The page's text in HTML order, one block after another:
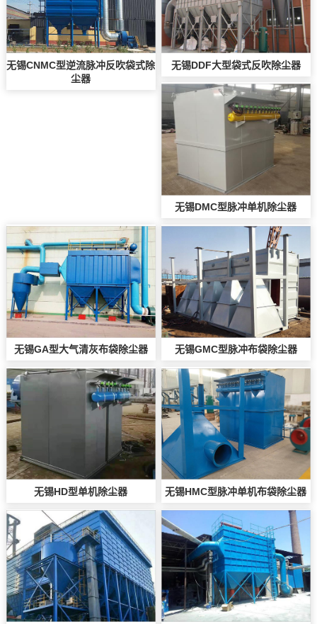
无锡CNMC型逆流脉冲反吹袋式除
尘器
无锡DDF大型袋式反吹除尘器
无锡DMC型脉冲单机除尘器
无锡GA型大气清灰布袋除尘器 无锡GMC型脉冲布袋除尘器
无锡HD型单机除尘器 无锡HMC型脉冲单机布袋除尘器